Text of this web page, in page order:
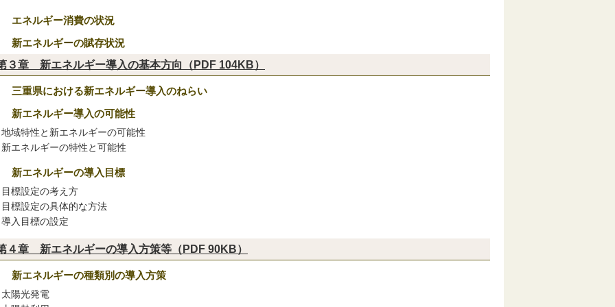
エネルギー消費の状況
新エネルギーの賦存状況
３章 新エネルギー導入の基本方向（PDF 104KB）
三重県における新エネルギー導入のねらい
新エネルギー導入の可能性
地域特性と新エネルギーの可能性
新エネルギーの特性と可能性
新エネルギーの導入目標
目標設定の考え方
目標設定の具体的な方法
導入目標の設定
４章 新エネルギーの導入方策等（PDF 90KB）
新エネルギーの種類別の導入方策
太陽光発電